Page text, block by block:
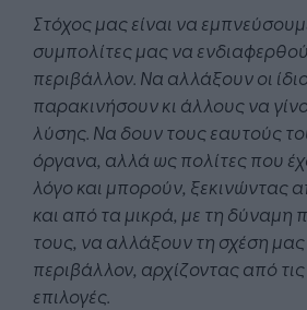
Στόχος μας είναι να
συμπολίτες μας να
περιβάλλον. Να αλλάξουν οι
παρακινήσουν κι άλλους να
λύσης. Να δουν τους εαυτούς
όργανα, αλλά ως πολίτες που
λόγο και μπορούν, ξεκινώντας
και από τα μικρά, με τη δύναμη
τους, να αλλάξουν τη σχέση μας
περιβάλλον, αρχίζοντας από τις
επιλογές.